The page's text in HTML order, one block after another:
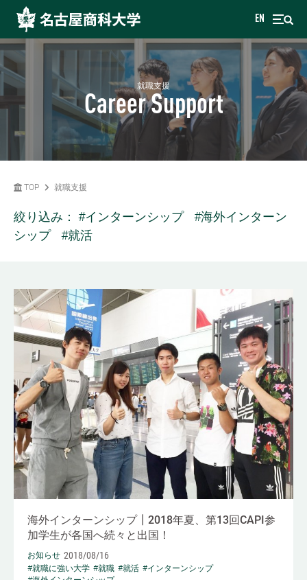
EN
就職支援
Career Support
TOP 就職支援
絞り込み： #インターンシップ
#海外インターン
シップ
#就活
海外インターンシップ┃2018年夏、第13回CAPI参
加学生が各国へ続々と出国！
お知らせ 2018/08/16
#就職に強い大学 #就職 #就活 #インターンシップ